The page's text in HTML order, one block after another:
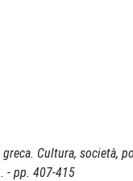
Cultura, società,
- pp. 407-415